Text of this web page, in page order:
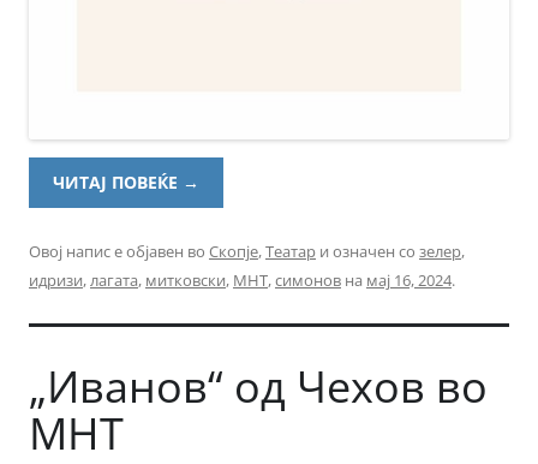
ЧИТАЈ ПОВЕЌЕ →
Овој напис е објавен во Скопје,Театар и означен со зелер,
идризи, лагата, митковски, МНТ,симонов на мај 16, 2024.
„Иванов“ од Чехов во
МНТ